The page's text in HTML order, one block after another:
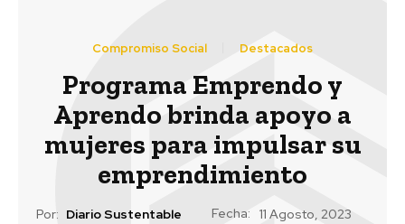
Compromiso Social Destacados
Programa Emprendo y
Aprendo brinda apoyo a
mujeres para impulsar su
emprendimiento
Por: Diario Sustentable Fecha: 11 Agosto, 2023